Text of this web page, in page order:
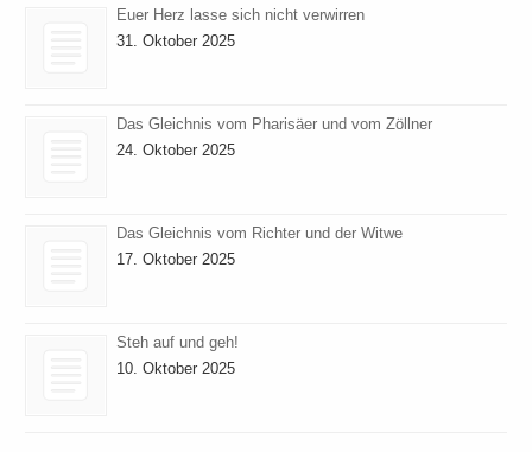
Euer Herz lasse sich nicht verwirren
31. Oktober 2025
Das Gleichnis vom Pharisäer und vom Zöllner
24. Oktober 2025
Das Gleichnis vom Richter und der Witwe
17. Oktober 2025
Steh auf und geh!
10. Oktober 2025